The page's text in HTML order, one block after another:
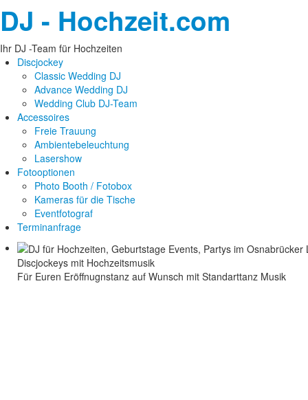
DJ - Hochzeit.com
Ihr DJ -Team für Hochzeiten
Discjockey
Classic Wedding DJ
Advance Wedding DJ
Wedding Club DJ-Team
Accessoires
Freie Trauung
Ambientebeleuchtung
Lasershow
Fotooptionen
Photo Booth / Fotobox
Kameras für die Tische
Eventfotograf
Terminanfrage
Discjockeys mit Hochzeitsmusik
Für Euren Eröffnugnstanz auf Wunsch mit Standarttanz Musik